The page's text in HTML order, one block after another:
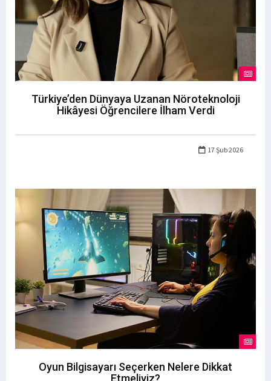
Türkiye’den Dünyaya Uzanan Nöroteknoloji
Hikâyesi Öğrencilere İlham Verdi
17 Şub 2026
Oyun Bilgisayarı Seçerken Nelere Dikkat
Etmeliyiz?